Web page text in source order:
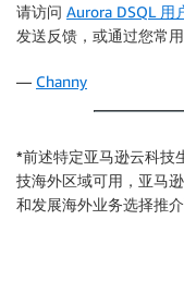
请访问 Aurora DSQL 用
发送反馈，或通过您常
— Channy
*前述特定亚马逊云科技
技海外区域可用，亚马
和发展海外业务选择推介